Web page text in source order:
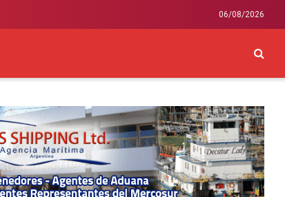
06/08/2026